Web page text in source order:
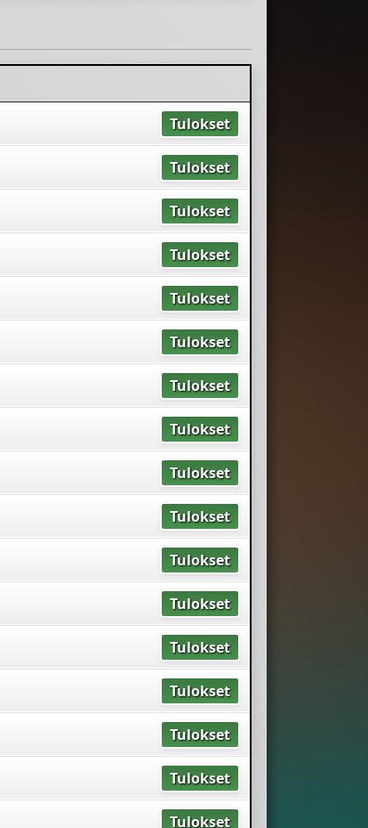
Tulokset
Tulokset
Tulokset
Tulokset
Tulokset
Tulokset
Tulokset
Tulokset
Tulokset
Tulokset
Tulokset
Tulokset
Tulokset
Tulokset
Tulokset
Tulokset
Tulokset